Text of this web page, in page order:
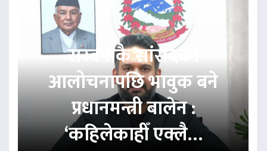
रास्वपाकै सांसदको
आलोचनापछि भावुक बने
प्रधानमन्त्री बालेन :
‘कहिलेकाहीँ एक्लै…